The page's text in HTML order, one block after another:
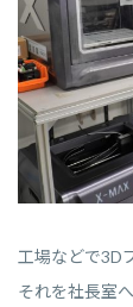
工場などで3D
それを社長室